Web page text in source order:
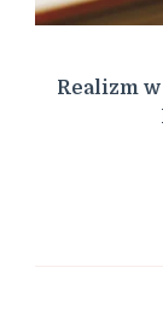
Realizm